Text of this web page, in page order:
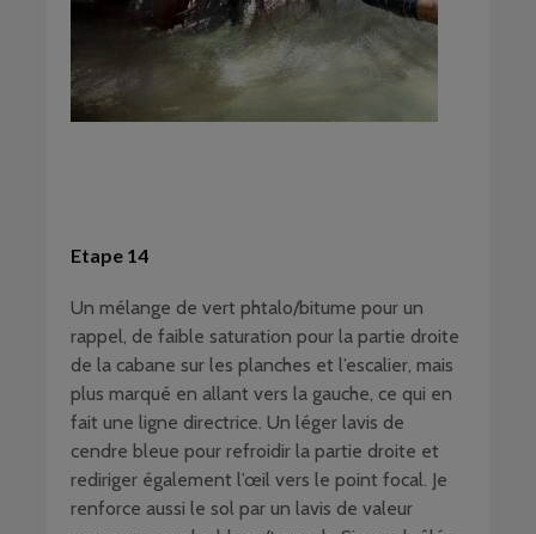
Etape 14
Un mélange de vert phtalo/bitume pour un
rappel, de faible saturation pour la partie droite
de la cabane sur les planches et l’escalier, mais
plus marqué en allant vers la gauche, ce qui en
fait une ligne directrice. Un léger lavis de
cendre bleue pour refroidir la partie droite et
rediriger également l’œil vers le point focal. Je
renforce aussi le sol par un lavis de valeur